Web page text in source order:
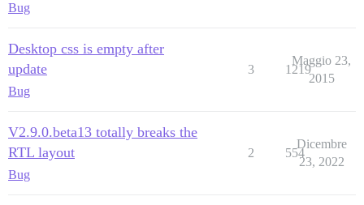
Bug
Desktop css is empty after
update
Bug
3 1219
Maggio 23,
2015
V2.9.0.beta13 totally breaks the
RTL layout
Bug
2 554
Dicembre
23, 2022